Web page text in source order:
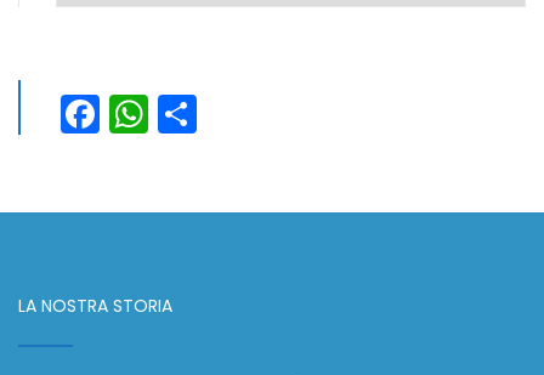
Facebook
WhatsApp
LA NOSTRA STORIA